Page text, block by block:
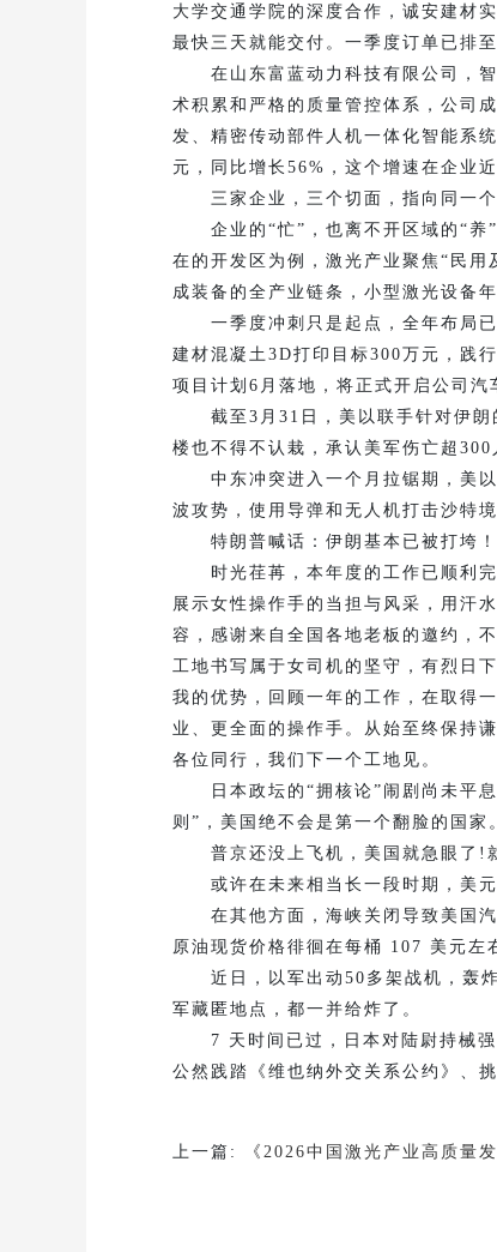
大学交通学院的深度合作，诚安建材
最快三天就能交付。一季度订单已排
在山东富蓝动力科技有限公司，智
术积累和严格的质量管控体系，公司
发、精密传动部件人机一体化智能系
元，同比增长56%，这个增速在企业
三家企业，三个切面，指向同一个
企业的“忙”，也离不开区域的“养”
在的开发区为例，激光产业聚焦“民
成装备的全产业链条，小型激光设备
一季度冲刺只是起点，全年布局已
建材混凝土3D打印目标300万元，践
项目计划6月落地，将正式开启公司汽
截至3月31日，美以联手针对伊朗
楼也不得不认栽，承认美军伤亡超300
中东冲突进入一个月拉锯期，美以
波攻势，使用导弹和无人机打击沙特
特朗普喊话：伊朗基本已被打垮！
时光荏苒，本年度的工作已顺利完
展示女性操作手的当担与风采，用汗
容，感谢来自全国各地老板的邀约，
工地书写属于女司机的坚守，有烈日
我的优势，回顾一年的工作，在取得
业、更全面的操作手。从始至终保持
各位同行，我们下一个工地见。
日本政坛的“拥核论”闹剧尚未平息
则”，美国绝不会是第一个翻脸的国家
普京还没上飞机，美国就急眼了!就
或许在未来相当长一段时期，美元
在其他方面，海峡关闭导致美国汽
原油现货价格徘徊在每桶 107 美元左
近日，以军出动50多架战机，轰炸
军藏匿地点，都一并给炸了。
7 天时间已过，日本对陆尉持械强
公然践踏《维也纳外交关系公约》、挑
上一篇: 《2026中国激光产业高质量